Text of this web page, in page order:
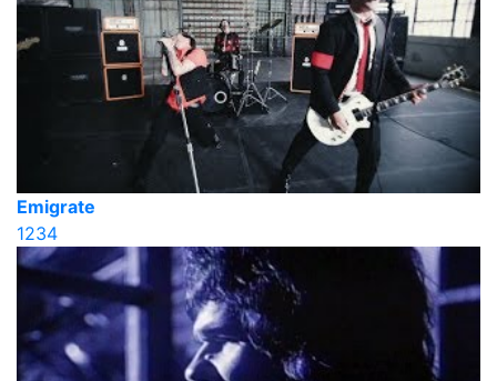
Emigrate
1234